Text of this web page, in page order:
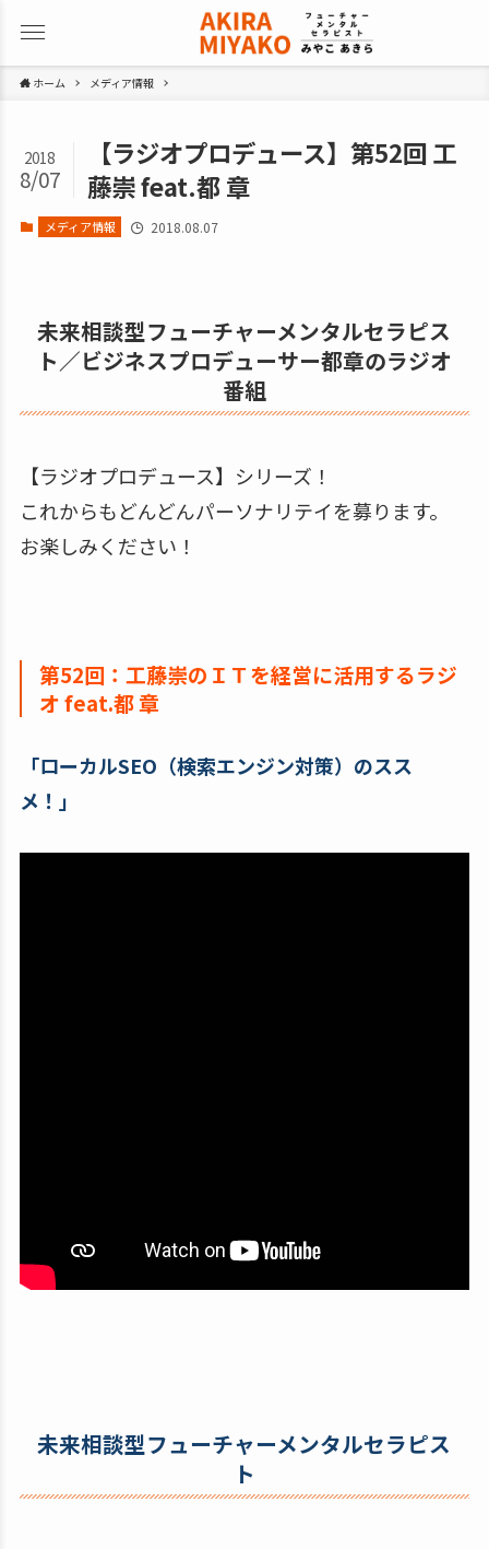
ホーム メディア情報
【ラジオプロデュース】第52回 工
藤崇 feat.都 章
2018
8/07
メディア情報 2018.08.07
未来相談型フューチャーメンタルセラピス
ト／ビジネスプロデューサー都章のラジオ
番組
【ラジオプロデュース】シリーズ！
これからもどんどんパーソナリテイを募ります。
お楽しみください！
第52回：工藤崇のＩＴを経営に活用するラジ
オ feat.都 章
「ローカルSEO（検索エンジン対策）のスス
メ！」
未来相談型フューチャーメンタルセラピス
ト